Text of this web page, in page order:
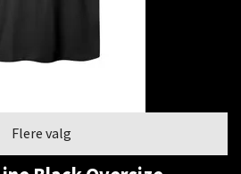
Flere valg